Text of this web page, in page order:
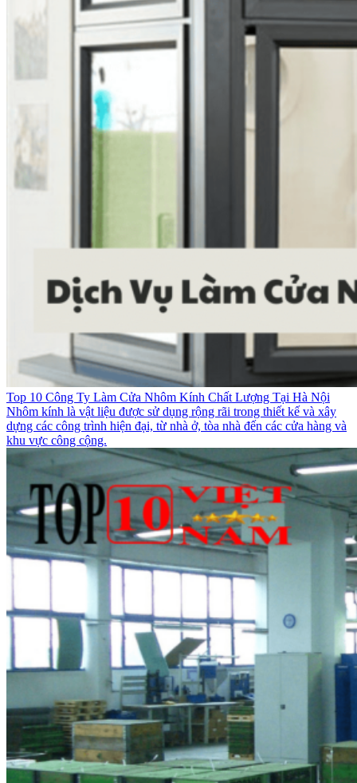
Top 10 Công Ty Làm Cửa Nhôm Kính Chất Lượng Tại Hà Nội
Nhôm kính là vật liệu được sử dụng rộng rãi trong thiết kế và xây
dựng các công trình hiện đại, từ nhà ở, tòa nhà đến các cửa hàng và
khu vực công cộng.